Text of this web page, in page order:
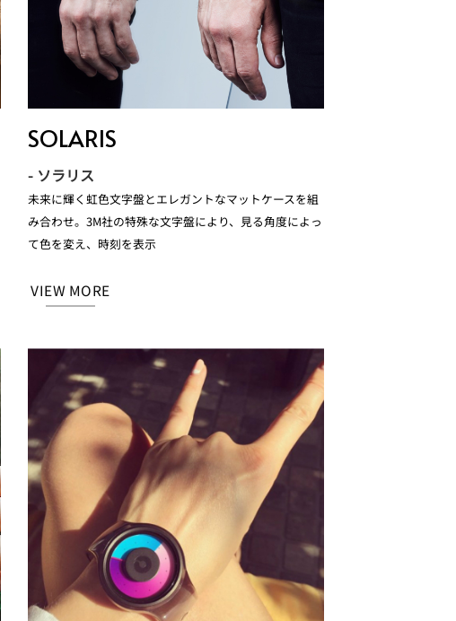
SOLARIS
- ソラリス
未来に輝く虹色文字盤とエレガントなマットケースを組
み合わせ。3M社の特殊な文字盤により、見る角度によっ
て色を変え、時刻を表示
VIEW MORE